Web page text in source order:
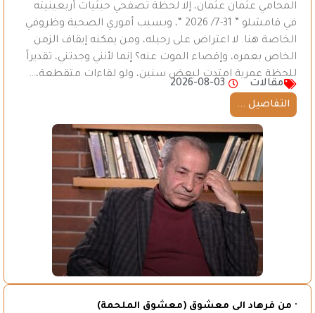
المحامي عثمان عثمان، إلا لحظة تصفحي حيثيات أربعينيته
في قامشلو ” 31-7/ 2026 “، وبسبب أموري الصحية وظروفي
الخاصة هنا. لا اعتراض على رحيله، ومن يمكنه إيقاف الزمن
الخاص بعمره، وإقصاء الموت عنه؟ إنما لأنني وجدتني، تقديراً
للحظة عمرية امتدت لبعض سنين، ولو لقاءات متقطعة،…
مقالات
2026-08-03
التفاصيل ...
· من فرهاد الى معشوق (معشوق الملحمة)